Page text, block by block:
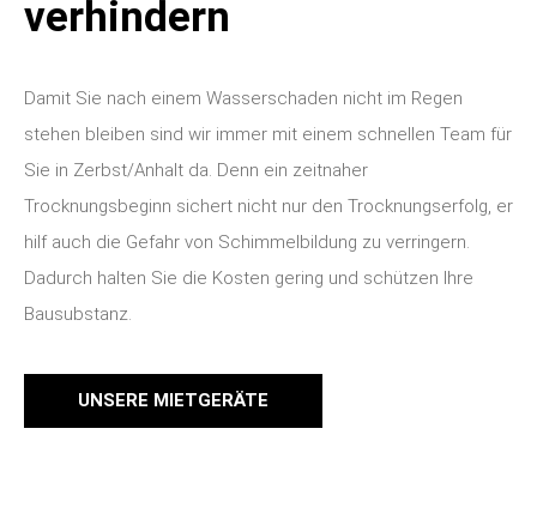
verhindern
Damit Sie nach einem Wasserschaden nicht im Regen
stehen bleiben sind wir immer mit einem schnellen Team für
Sie in Zerbst/Anhalt da. Denn ein zeitnaher
Trocknungsbeginn sichert nicht nur den Trocknungserfolg, er
hilf auch die Gefahr von Schimmelbildung zu verringern.
Dadurch halten Sie die Kosten gering und schützen Ihre
Bausubstanz.
UNSERE MIETGERÄTE